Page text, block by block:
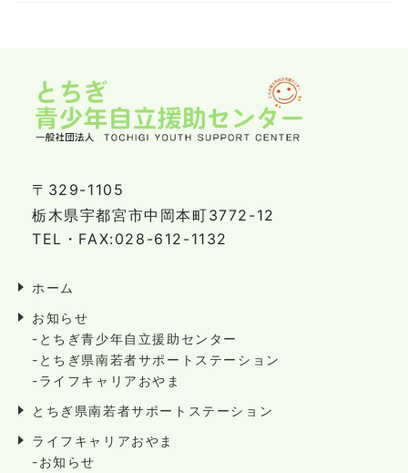
〒329-1105
栃木県宇都宮市中岡本町3772-12
TEL・FAX:028-612-1132
ホーム
お知らせ
-とちぎ青少年自立援助センター
-とちぎ県南若者サポートステーション
-ライフキャリアおやま
とちぎ県南若者サポートステーション
ライフキャリアおやま
-お知らせ